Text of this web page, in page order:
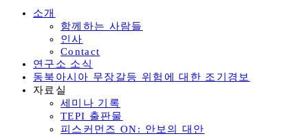
소개
함께하는 사람들
인사
Contact
연구소 소식
동북아시아 무장갈등 위험에 대한 조기경보
자료실
세미나 기록
TEPI 출판물
피스커먼즈 ON: 안보의 대안